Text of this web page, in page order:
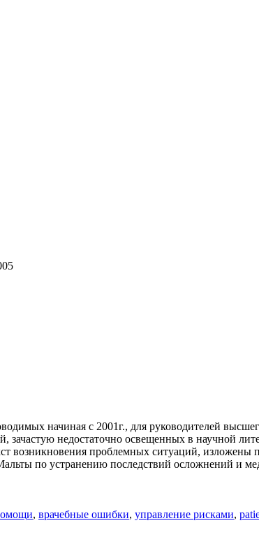
начиная с 2001г., для руководителей
недостаточно освещенных в научной
возникновения проблемных ситуаций,
по устранению последствий осложнений и
, врачебные ошибки, управление рисками,